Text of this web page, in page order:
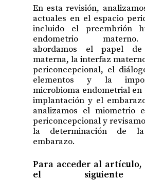
En esta revisión,
actuales en el espacio
incluido el preembrión
endometrio
abordamos el papel
materna, la interfaz
periconcepcional, el
elementos y la
microbioma endometrial en
implantación y el
analizamos el miometrio
periconcepcional y
la determinación de
embarazo.
Para acceder al artículo,
el siguiente